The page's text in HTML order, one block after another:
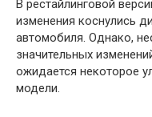
В рестайлинговой
изменения коснулись
автомобиля. Однако,
значительных
ожидается некоторое
модели.